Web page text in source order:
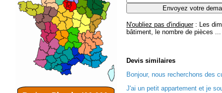
N'oubliez pas d'indiquer: Les
bâtiment, le nombre de pièces ...
Devis similaires
Bonjour, nous recherchons des
J'ai un petit appartement et je